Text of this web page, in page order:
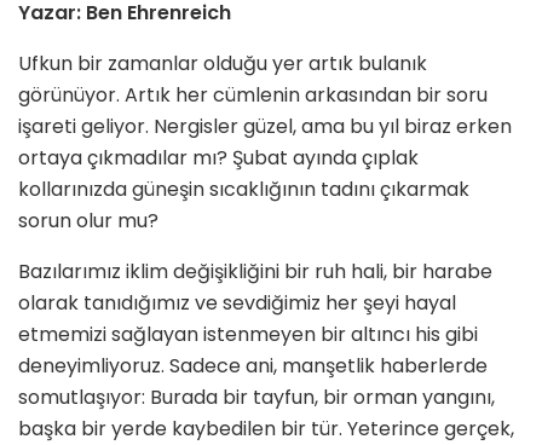
Yazar: Ben Ehrenreich
Ufkun bir zamanlar olduğu yer artık bulanık
görünüyor. Artık her cümlenin arkasından bir soru
işareti geliyor. Nergisler güzel, ama bu yıl biraz erken
ortaya çıkmadılar mı? Şubat ayında çıplak
kollarınızda güneşin sıcaklığının tadını çıkarmak
sorun olur mu?
Bazılarımız iklim değişikliğini bir ruh hali, bir harabe
olarak tanıdığımız ve sevdiğimiz her şeyi hayal
etmemizi sağlayan istenmeyen bir altıncı his gibi
deneyimliyoruz. Sadece ani, manşetlik haberlerde
somutlaşıyor: Burada bir tayfun, bir orman yangını,
başka bir yerde kaybedilen bir tür. Yeterince gerçek,